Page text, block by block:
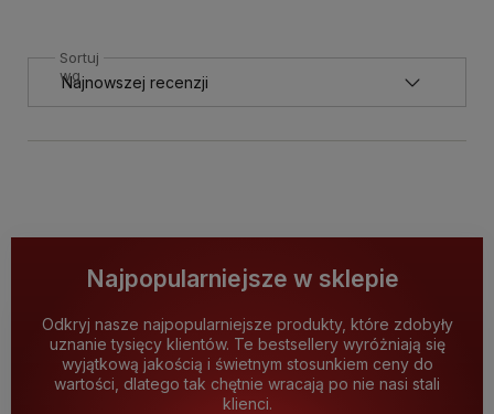
Sortuj
wg
Najpopularniejsze w sklepie
Odkryj nasze najpopularniejsze produkty, które zdobyły
uznanie tysięcy klientów. Te bestsellery wyróżniają się
wyjątkową jakością i świetnym stosunkiem ceny do
wartości, dlatego tak chętnie wracają po nie nasi stali
klienci.